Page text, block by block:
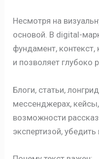
Несмотря на
основой. В digital-
фундамент,
и позволяет глубоко
Блоги, статьи,
мессенджерах,
возможности
экспертизой, убедить